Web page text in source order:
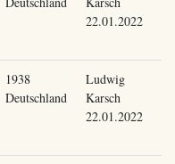
22.01.2022
1938
Deutschland
Ludwig
Karsch
22.01.2022